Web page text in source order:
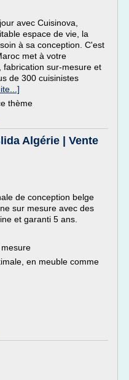
avec Cuisinova,
espace de vie, la
à sa conception. C'est
met à votre
fabrication sur-mesure et
de 300 cuisinistes
thème
Algérie | Vente
de conception belge
sur mesure avec des
et garanti 5 ans.
en meuble comme